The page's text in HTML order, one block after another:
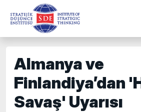
Almanya ve
Finlandiya’dan
Savaş' Uyarısı